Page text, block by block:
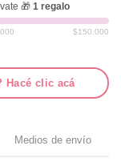
🎁 1 regalo
$150.000
Hacé clic acá
Medios de envío